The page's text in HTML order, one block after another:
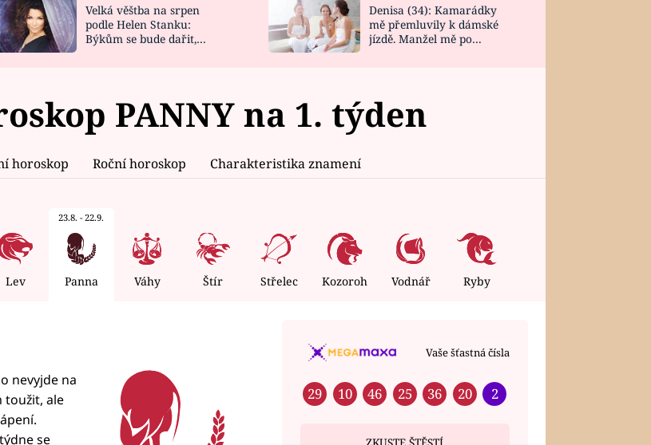
NOVINKY
VIDEORECEPTY
DESIGN
Velká věštba na srpen
podle Helen Stanku:
Býkům se bude dařit,
Denisa (34): Kamarádky
mě přemluvily k dámské
jízdě. Manžel mě po
PANNY na 1. týden
horoskop Roční horoskop Charakteristika znamení
Lev
23.8. - 22.9.
Panna Váhy Štír Střelec Kozoroh Vodnář Ryby
nevyjde na
toužit, ale
se
Vaše šťastná čísla
29 10 46 25 36 20 2